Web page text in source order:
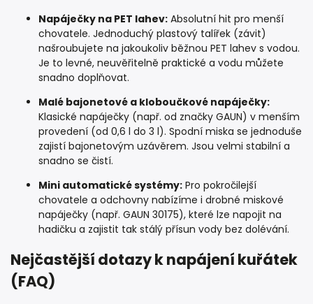
Napáječky na PET lahev: Absolutní hit pro menší
chovatele. Jednoduchý plastový talířek (závit)
našroubujete na jakoukoliv běžnou PET lahev s vodou.
Je to levné, neuvěřitelně praktické a vodu můžete
snadno doplňovat.
Malé bajonetové a kloboučkové napáječky:
Klasické napáječky (např. od značky GAUN) v menším
provedení (od 0,6 l do 3 l). Spodní miska se jednoduše
zajistí bajonetovým uzávěrem. Jsou velmi stabilní a
snadno se čistí.
Mini automatické systémy: Pro pokročilejší
chovatele a odchovny nabízíme i drobné miskové
napáječky (např. GAUN 30175), které lze napojit na
hadičku a zajistit tak stálý přísun vody bez dolévání.
Nejčastější dotazy k napájení kuřátek
(FAQ)